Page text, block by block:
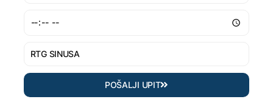
POŠALJI UPIT